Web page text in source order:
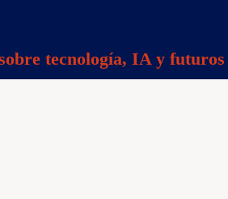
tecnología, IA y futuros